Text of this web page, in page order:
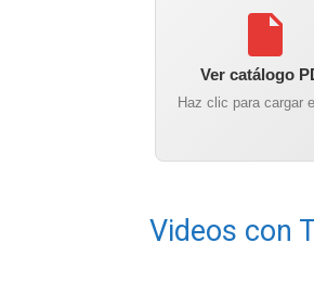
Ver catálogo
Haz clic para cargar
Videos con